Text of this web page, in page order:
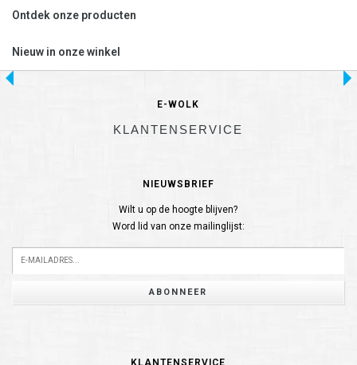
Ontdek onze producten
Nieuw in onze winkel
E-WOLK
KLANTENSERVICE
NIEUWSBRIEF
Wilt u op de hoogte blijven?
Word lid van onze mailinglijst:
ABONNEER
KLANTENSERVICE